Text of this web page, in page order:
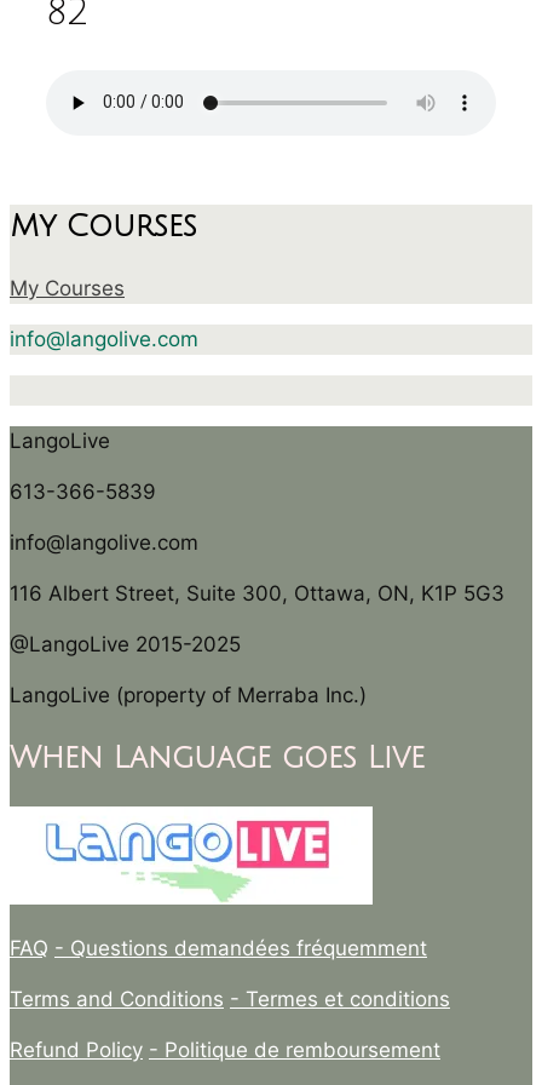
82
My Courses
My Courses
info@langolive.com
LangoLive
613-366-5839
info@langolive.com
116 Albert Street, Suite 300, Ottawa, ON, K1P 5G3
@LangoLive 2015-2025
LangoLive (property of Merraba Inc.)
When Language goes Live
FAQ - Questions demandées fréquemment
Terms and Conditions - Termes et conditions
Refund Policy - Politique de remboursement